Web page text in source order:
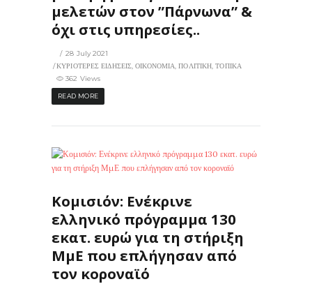
μελετών στον ”Πάρνωνα” &
όχι στις υπηρεσίες..
28 July 2021
ΚΥΡΙΟΤΕΡΕΣ ΕΙΔΗΣΕΙΣ,ΟΙΚΟΝΟΜΙΑ,ΠΟΛΙΤΙΚΗ,ΤΟΠΙΚΑ
362 Views
READ MORE
Κομισιόν: Ενέκρινε
ελληνικό πρόγραμμα 130
εκατ. ευρώ για τη στήριξη
ΜμΕ που επλήγησαν από
τον κοροναϊό